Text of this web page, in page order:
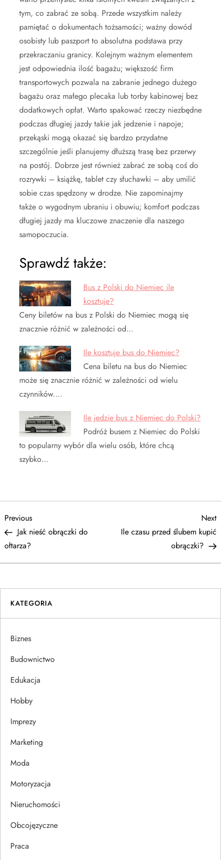
tym, co zabrać ze sobą. Przede wszystkim należy
pamiętać o dokumentach tożsamości; ważny dowód
osobisty lub paszport to absolutna podstawa przy
przekraczaniu granicy. Kolejnym ważnym elementem
jest odpowiednia ilość bagażu; większość firm
transportowych pozwala na zabranie jednego dużego
bagażu oraz małego plecaka lub torby kabinowej bez
dodatkowych opłat. Warto spakować rzeczy niezbędne
podczas długiej jazdy takie jak jedzenie i napoje;
przekąski mogą okazać się bardzo przydatne
szczególnie jeśli planujemy dłuższą trasę bez przerwy
na postój. Dobrze jest również zabrać ze sobą coś do
rozrywki – książkę, tablet czy słuchawki – aby umilić
sobie czas spędzony w drodze. Nie zapominajmy
także o wygodnym ubraniu i obuwiu; komfort podczas
długiej jazdy ma kluczowe znaczenie dla naszego
samopoczucia.
Sprawdź także:
Bus z Polski do Niemiec ile
kosztuje?
Ceny biletów na bus z Polski do Niemiec mogą się
znacznie różnić w zależności od…
Ile kosztuje bus do Niemiec?
Cena biletu na bus do Niemiec
może się znacznie różnić w zależności od wielu
czynników.…
Ile jedzie bus z Niemiec do Polski?
Podróż busem z Niemiec do Polski
to popularny wybór dla wielu osób, które chcą
szybko…
N
a
w
i
g
a
c
a
w
p
u
Previous
Post
Previous
Jak nieść obrączki do
ołtarza?
Next
Ile czasu przed ślubem kupić
obrączki?
KATEGORIA
Biznes
Budownictwo
Edukacja
Hobby
Imprezy
Marketing
Moda
Motoryzacja
Nieruchomości
Obcojęzyczne
Praca